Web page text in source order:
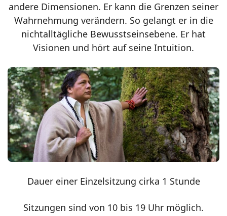
andere Dimensionen. Er kann die Grenzen seiner
Wahrnehmung verändern. So gelangt er in die
nichtalltägliche Bewusstseinsebene. Er hat
Visionen und hört auf seine Intuition.
Dauer einer Einzelsitzung cirka 1 Stunde
Sitzungen sind von 10 bis 19 Uhr möglich.